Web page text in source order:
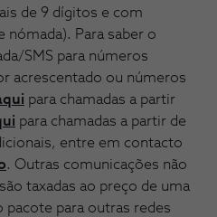
de 9 dígitos e com
Para saber o
SMS para números
acrescentado ou números
para chamadas a partir
para chamadas a partir de
entre em contacto
. Outras comunicações não
taxadas ao preço de uma
pacote para outras redes